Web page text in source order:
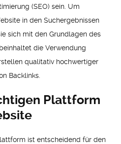
(SEO) sein. Um
in den Suchergebnissen
sich mit den Grundlagen des
die Verwendung
qualitativ hochwertiger
Backlinks.
Plattform
ist entscheidend für den